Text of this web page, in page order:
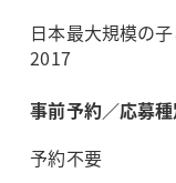
日本最大規模の
2017
事前予約／応募
予約不要